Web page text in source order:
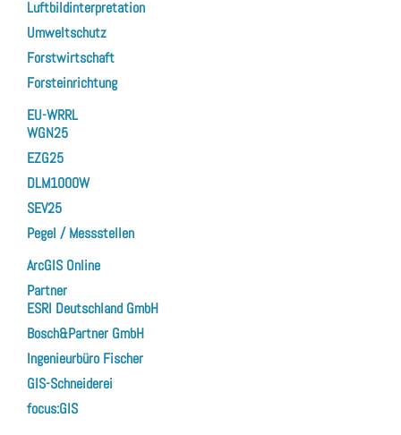
Luftbildinterpretation
Umweltschutz
Forstwirtschaft
Forsteinrichtung
EU-WRRL
WGN25
EZG25
DLM1000W
SEV25
Pegel / Messstellen
ArcGIS Online
Partner
ESRI Deutschland GmbH
Bosch&Partner GmbH
Ingenieurbüro Fischer
GIS-Schneiderei
focus:GIS